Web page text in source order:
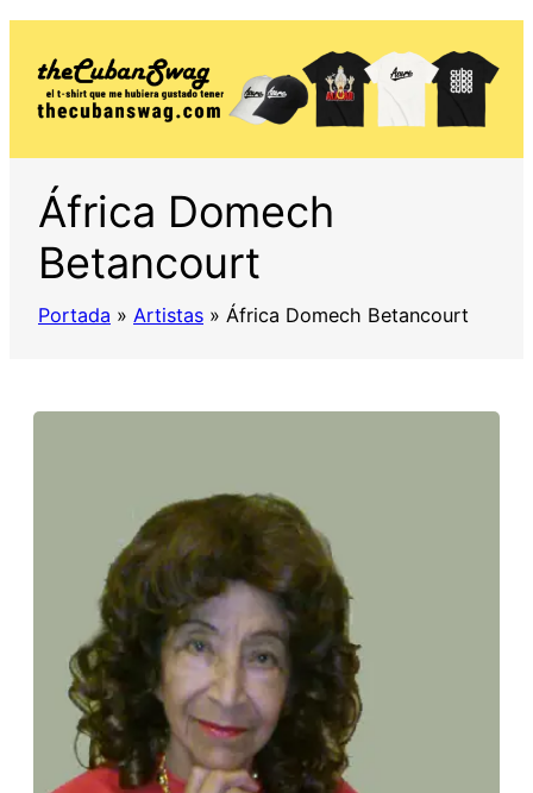
África Domech
Betancourt
Portada » Artistas » África Domech Betancourt